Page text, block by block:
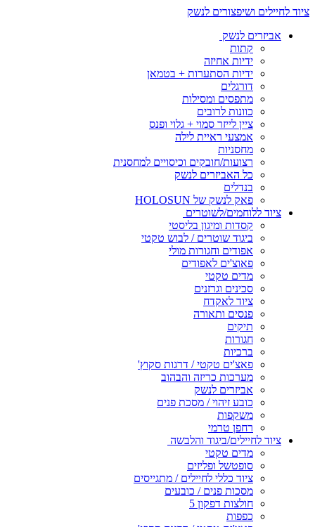
ציוד לחיילים ושיפצורים לנשק
אביזרים לנשק
קתות
ידיות אחיזה
ידיות הסתערות + בטמאן
דורגלים
מתפסים ומסילות
כוונות לרובים
ציין לייזר סמוי + גלוי ופנס
אמצעי ראיית לילה
מחסניות
רצועות/חובקים וכיסויים למחסנית
כל האביזרים לנשק
בנדלים
פאק לנשק של HOLOSUN
ציוד ללוחמים/לשוטרים
קסדות ומיגון בליסטי
ביגוד שוטרים / לבוש טקטי
אפודים וחגורות מולי
פאוצ'ים לאפודים
מדים טקטי
סכינים וגרזנים
ציוד לאקדח
פנסים ותאורה
תיקים
חגורות
ברכיות
פאצ'ים טקטי / דרגות סקוץ'
מערכות כריזה והבהוב
אביזרים לנשק
כובע זיהוי / מסכת פנים
משקפות
רחפן טרמי
ציוד לחיילים/ביגוד והלבשה
מדים טקטי
סופטשל ופליזים
ציוד כללי לחיילים / מתגייסים
מסכות פנים / כובעים
חולצות דפקון 5
כפפות